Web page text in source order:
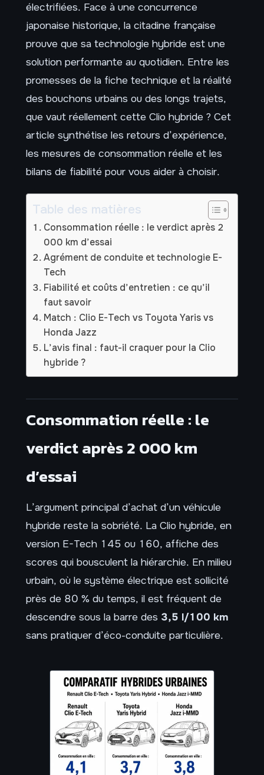
électrifiées. Face à une concurrence
japonaise historique, la citadine française
prouve que sa technologie hybride est une
solution performante au quotidien. Entre les
promesses de la fiche technique et la réalité
des bouchons urbains ou des longs trajets,
que vaut réellement cette Clio hybride ? Cet
article synthétise les retours d’expérience,
les mesures de consommation réelle et les
bilans de fiabilité pour vous aider à choisir.
Table des matières
Consommation réelle : le verdict après 2
000 km d’essai
Agrément de conduite et technologie E-
Tech
Fiabilité et coûts d’entretien : ce qu’il
faut savoir
Match : Clio E-Tech vs Toyota Yaris vs
Honda Jazz
L’avis final : faut-il craquer pour la Clio
hybride ?
Consommation réelle : le
verdict après 2 000 km
d’essai
L’argument principal d’achat d’un véhicule
hybride reste la sobriété. La Clio hybride, en
version E-Tech 145 ou 160, affiche des
scores qui bousculent la hiérarchie. En milieu
urbain, où le système électrique est sollicité
près de 80 % du temps, il est fréquent de
descendre sous la barre des 3,5 l/100 km
sans pratiquer d’éco-conduite particulière.